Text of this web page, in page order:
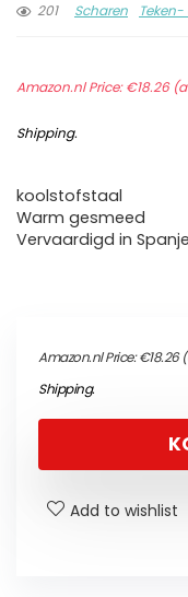
201
Scharen
Amazon.nl Price:€18.26
Shipping.
koolstofstaal
Warm gesmeed
Vervaardigd in Spanje
Amazon.nl Price:€18.26
Shipping.
Add to wishlist